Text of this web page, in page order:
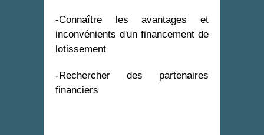
-Connaître les avantages et
inconvénients d'un financement de
lotissement
-Rechercher des partenaires
financiers